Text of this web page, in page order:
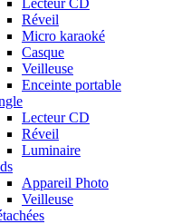
Réveil
Micro karaoké
Casque
Veilleuse
Enceinte portable
Lecteur CD
Réveil
Luminaire
Appareil Photo
Veilleuse